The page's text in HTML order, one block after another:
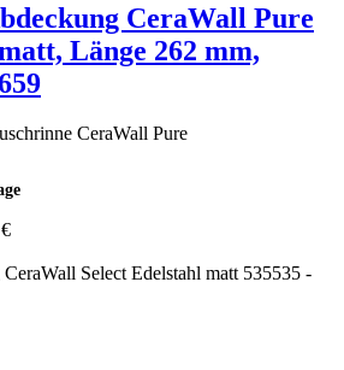
CeraWall Pure
Länge 262 mm,
CeraWall Pure